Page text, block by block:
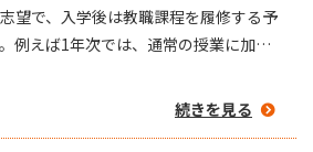
望で、入学後は教職課程を履修する予
例えば1年次では、通常の授業に加え
？ また、場所は理学部内でしょうか。
続きを見る